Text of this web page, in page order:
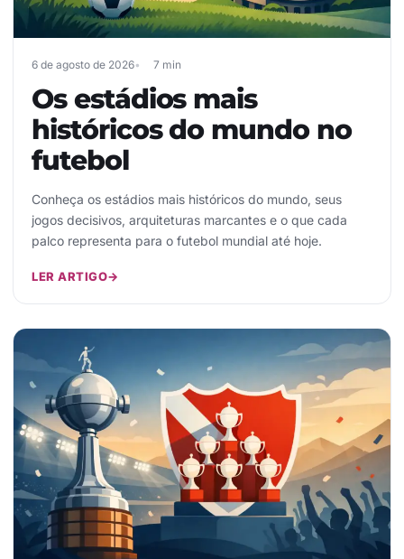
6 de agosto de 2026 7 min
Os estádios mais
históricos do mundo no
futebol
Conheça os estádios mais históricos do mundo, seus
jogos decisivos, arquiteturas marcantes e o que cada
palco representa para o futebol mundial até hoje.
LER ARTIGO→